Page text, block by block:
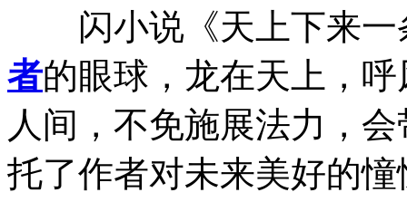
闪小说《天上下来一
者的眼球，龙在天上，
人间，不免施展法力，
托了作者对未来美好的